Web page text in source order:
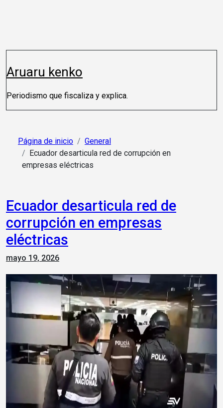
Aruaru kenko
Periodismo que fiscaliza y explica.
Página de inicio
General
Ecuador desarticula red de corrupción en
empresas eléctricas
Ecuador desarticula red de
corrupción en empresas
eléctricas
mayo 19, 2026